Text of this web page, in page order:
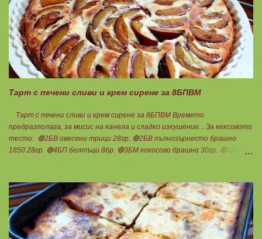
загрята фурна на 200 градуса за 35-40 мин. Всяка питка е 1 блок
въглехидрат. Нека да ни е вкусно заедно! Споделено от Петя Чанева
Тарт с печени сливи и крем сирене за 8БПВМ
Тарт с печени сливи и крем сирене за 8БПВМ Времето
предразполага, за мисис на канела и сладко изкушение... За кексовото
тесто: 🟢2БВ овесени трици 28гр. 🔴2БВ пълнозърнесто брашно
1850 28гр. 🟢4БП белтъци 8бр. 🔴3БМ кокосово брашно 30гр. 🟢7БМ
добре и се оставя на страна да набъбне. За чийз крема: 🟢3БП
обезмаслено крем сирене Кауфланд 200гр. + 1 равна с.л скир 🟠1БП
яйце 1бр. Ванилия Не подслаждам! За отгоре: 🟢4БВ сини сливи
360гр. Канела Мазнините са удвоени за белтъците и крем сиренето!
В голяма силиконова форма за тарт, разпределих така: 🥧1- ви слой